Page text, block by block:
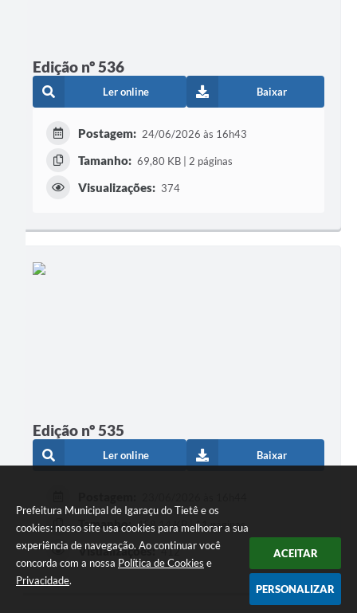
Prefeitura Municipal de Igaraçu do Tietê e os
cookies: nosso site usa cookies para melhorar a sua
experiência de navegação. Ao continuar você
concorda com a nossa Política de Cookies e
Privacidade.
ACEITAR
PERSONALIZAR
Edição nº 536
Ler online Baixar
Postagem: 24/06/2026 às 16h43
Tamanho: 69,80 KB | 2 páginas
Visualizações: 374
Edição nº 535
Ler online Baixar
Tamanho: 458,14 KB | 11 páginas
Visualizações: 412